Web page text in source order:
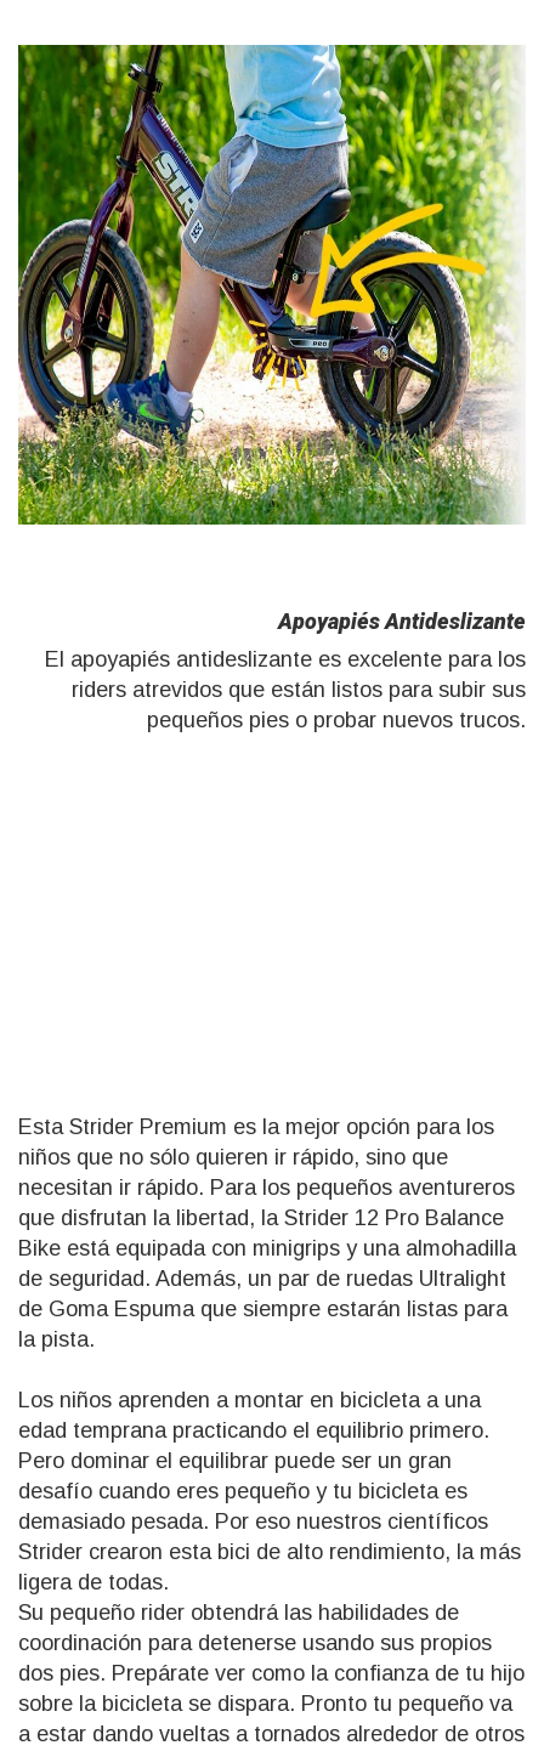
Apoyapiés Antideslizante
El apoyapiés antideslizante es excelente para los
riders atrevidos que están listos para subir sus
pequeños pies o probar nuevos trucos.
Esta Strider Premium es la mejor opción para los
niños que no sólo quieren ir rápido, sino que
necesitan ir rápido. Para los pequeños aventureros
que disfrutan la libertad, la Strider 12 Pro Balance
Bike está equipada con minigrips y una almohadilla
de seguridad. Además, un par de ruedas Ultralight
de Goma Espuma que siempre estarán listas para
la pista.
Los niños aprenden a montar en bicicleta a una
edad temprana practicando el equilibrio primero.
Pero dominar el equilibrar puede ser un gran
desafío cuando eres pequeño y tu bicicleta es
demasiado pesada. Por eso nuestros científicos
Strider crearon esta bici de alto rendimiento, la más
ligera de todas.
Su pequeño rider obtendrá las habilidades de
coordinación para detenerse usando sus propios
dos pies. Prepárate ver como la confianza de tu hijo
sobre la bicicleta se dispara. Pronto tu pequeño va
a estar dando vueltas a tornados alrededor de otros